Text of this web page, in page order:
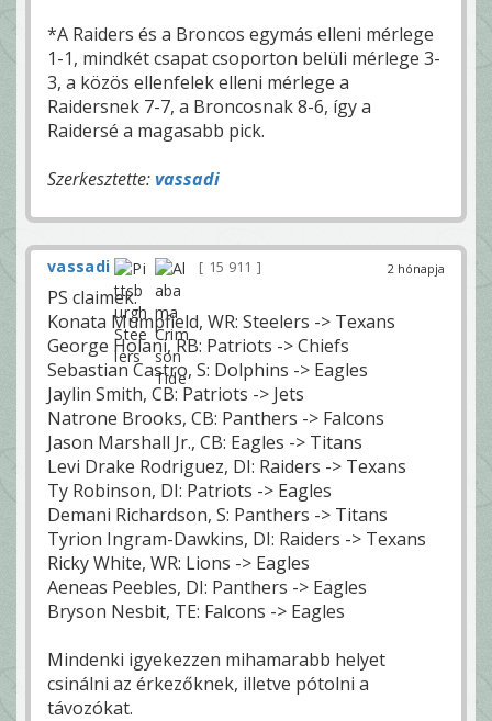
*A Raiders és a Broncos egymás elleni mérlege
1-1, mindkét csapat csoporton belüli mérlege 3-
3, a közös ellenfelek elleni mérlege a
Raidersnek 7-7, a Broncosnak 8-6, így a
Raidersé a magasabb pick.
Szerkesztette:vassadi
2 hónapja
vassadi 15 911
PS claimek:
Konata Mumpfield, WR: Steelers -> Texans
George Holani, RB: Patriots -> Chiefs
Sebastian Castro, S: Dolphins -> Eagles
Jaylin Smith, CB: Patriots -> Jets
Natrone Brooks, CB: Panthers -> Falcons
Jason Marshall Jr., CB: Eagles -> Titans
Levi Drake Rodriguez, DI: Raiders -> Texans
Ty Robinson, DI: Patriots -> Eagles
Demani Richardson, S: Panthers -> Titans
Tyrion Ingram-Dawkins, DI: Raiders -> Texans
Ricky White, WR: Lions -> Eagles
Aeneas Peebles, DI: Panthers -> Eagles
Bryson Nesbit, TE: Falcons -> Eagles
Mindenki igyekezzen mihamarabb helyet
csinálni az érkezőknek, illetve pótolni a
távozókat.